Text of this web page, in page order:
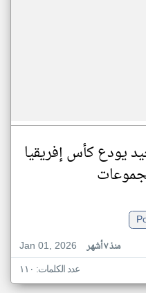
يودع كأس إفريقيا
Jan 01, 2026
منذ ٧ أشهر
عدد الكلمات: ١١٠